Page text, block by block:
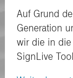
Auf Grund
Generation
wir die in die
SignLive